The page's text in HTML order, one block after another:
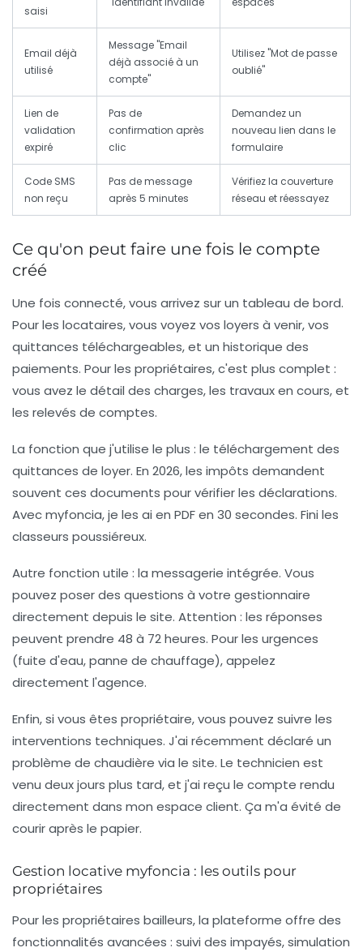
saisi
Email déjà
utilisé
Message "Email
déjà associé à un
compte"
Utilisez "Mot de passe
oublié"
Lien de
validation
expiré
Pas de
confirmation après
clic
Demandez un
nouveau lien dans le
formulaire
Code SMS
non reçu
Pas de message
après 5 minutes
Vérifiez la couverture
réseau et réessayez
Ce qu'on peut faire une fois le compte
créé
Une fois connecté, vous arrivez sur un tableau de bord.
Pour les locataires, vous voyez vos loyers à venir, vos
quittances téléchargeables, et un historique des
paiements. Pour les propriétaires, c'est plus complet :
vous avez le détail des charges, les travaux en cours, et
les relevés de comptes.
La fonction que j'utilise le plus : le téléchargement des
quittances de loyer. En 2026, les impôts demandent
souvent ces documents pour vérifier les déclarations.
Avec myfoncia, je les ai en PDF en 30 secondes. Fini les
classeurs poussiéreux.
Autre fonction utile : la messagerie intégrée. Vous
pouvez poser des questions à votre gestionnaire
directement depuis le site. Attention : les réponses
peuvent prendre 48 à 72 heures. Pour les urgences
(fuite d'eau, panne de chauffage), appelez
directement l'agence.
Enfin, si vous êtes propriétaire, vous pouvez suivre les
interventions techniques. J'ai récemment déclaré un
problème de chaudière via le site. Le technicien est
venu deux jours plus tard, et j'ai reçu le compte rendu
directement dans mon espace client. Ça m'a évité de
courir après le papier.
Gestion locative myfoncia : les outils pour
propriétaires
Pour les propriétaires bailleurs, la plateforme offre des
fonctionnalités avancées : suivi des impayés, simulation